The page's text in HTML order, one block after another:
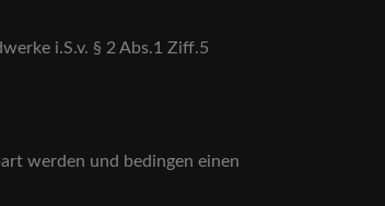
i.S.v. § 2 Abs.1 Ziff.5
werden und bedingen einen